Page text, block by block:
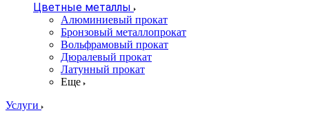
Цветные металлы
Алюминиевый прокат
Бронзовый металлопрокат
Вольфрамовый прокат
Дюралевый прокат
Латунный прокат
Еще
Услуги